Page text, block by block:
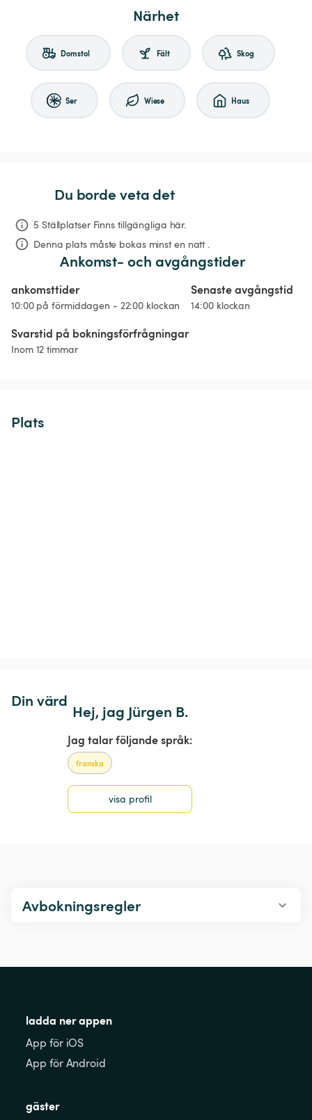
Närhet
Domstol Fält Skog
Ser Wiese Haus
Du borde veta det
5 Ställplatser Finns tillgängliga här.
Denna plats måste bokas minst en natt .
Ankomst- och avgångstider
ankomsttider
10:00 på förmiddagen - 22:00 klockan
Senaste avgångstid
14:00 klockan
Svarstid på bokningsförfrågningar
Inom 12 timmar
Plats
Din värd
Hej, jag Jürgen B.
Jag talar följande språk:
franska
visa profil
Avbokningsregler
ladda ner appen
App för iOS
App för Android
gäster